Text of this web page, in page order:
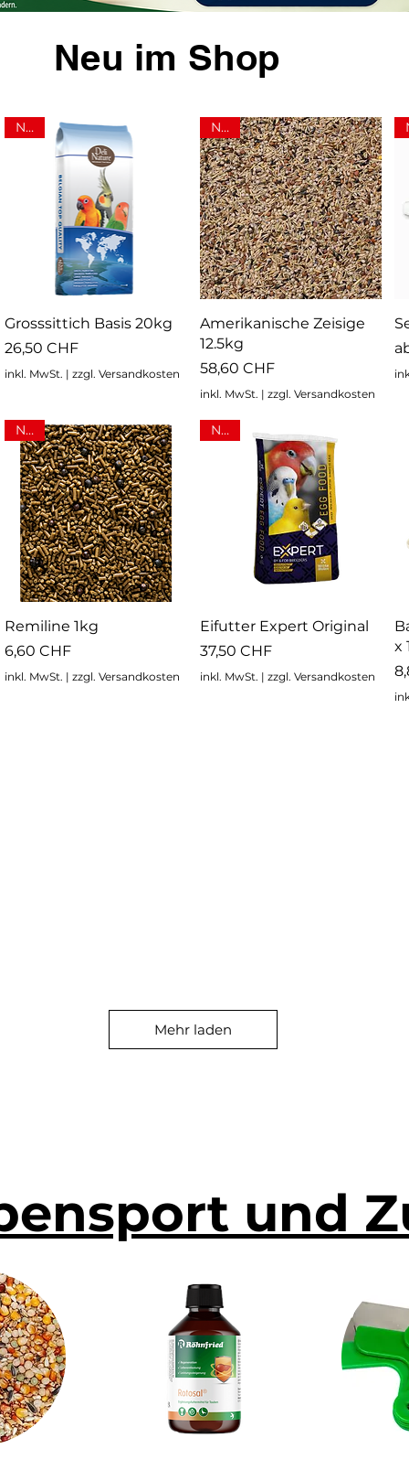
Neu im Shop
Schnellansicht
NEU
Grosssittich Basis 20kg
Preis
26,50 CHF
inkl. MwSt. |zzgl. Versandkosten
Schnellansicht
NEU
Amerikanische Zeisige
12.5kg
Preis
58,60 CHF
inkl. MwSt. | zzgl. Versandkosten
Schnellansicht
NEU
Remiline 1kg
Preis
6,60 CHF
inkl. MwSt. |zzgl. Versandkosten
Schnellansicht
NEU
Eifutter Expert Original
Preis
37,50 CHF
inkl. MwSt. | zzgl. Versandkosten
x
Mehr laden
und